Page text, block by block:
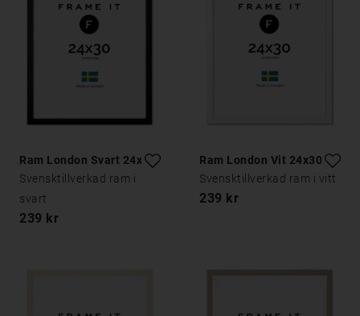
Ram London Svart 24x30
Svensktillverkad ram i
svart
239 kr
Ram London Vit 24x30
Svensktillverkad ram i vitt
239 kr